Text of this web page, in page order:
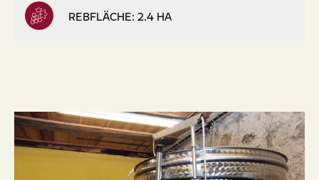
REBFLÄCHE: 2.4 HA